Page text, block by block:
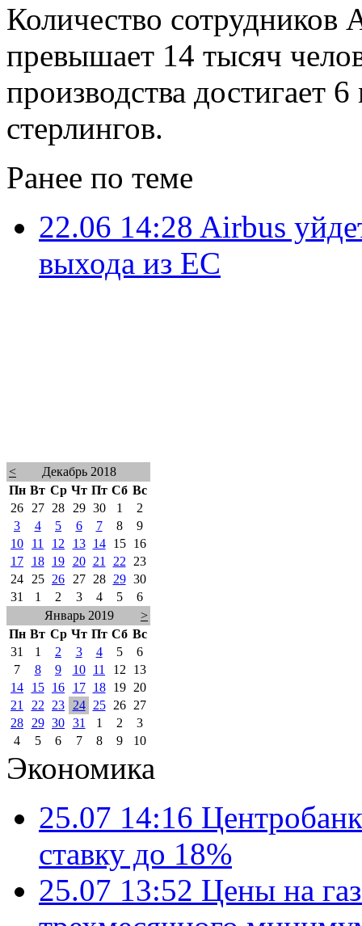
Количество сотрудников
превышает 14 тысяч
производства достигает
стерлингов.
Ранее по теме
22.06 14:28 Airbus
выхода из ЕС
<
Декабрь 2018
Пн Вт Ср Чт Пт Сб Вс
26
27 28 29 30 1
2
3
4 5 6 7 8
9
10
11 12 13 14 15
16
17
18 19 20 21 22
23
24
25 26 27 28 29 30
31
1 2 3 4 5
6
Январь 2019
>
Пн Вт Ср Чт Пт Сб Вс
31
1 2 3 4 5
6
7
8 9 10 11 12
13
14
15 16 17 18 19
20
21
22 23 24 25 26
27
28
29 30 31 1 2
3
4
5 6 7 8 9 10
Экономика
25.07 14:16
ставку до 18%
25.07 13:52 Цены на